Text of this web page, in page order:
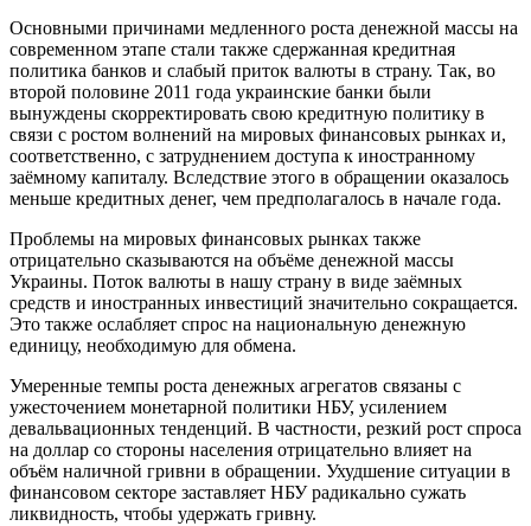
Основными причинами медленного роста денежной массы на
современном этапе стали также сдержанная кредитная
политика банков и слабый приток валюты в страну. Так, во
второй половине 2011 года украинские банки были
вынуждены скорректировать свою кредитную политику в
связи с ростом волнений на мировых финансовых рынках и,
соответственно, с затруднением доступа к иностранному
заёмному капиталу. Вследствие этого в обращении оказалось
меньше кредитных денег, чем предполагалось в начале года.
Проблемы на мировых финансовых рынках также
отрицательно сказываются на объёме денежной массы
Украины. Поток валюты в нашу страну в виде заёмных
средств и иностранных инвестиций значительно сокращается.
Это также ослабляет спрос на национальную денежную
единицу, необходимую для обмена.
Умеренные темпы роста денежных агрегатов связаны с
ужесточением монетарной политики НБУ, усилением
девальвационных тенденций. В частности, резкий рост спроса
на доллар со стороны населения отрицательно влияет на
объём наличной гривни в обращении. Ухудшение ситуации в
финансовом секторе заставляет НБУ радикально сужать
ликвидность, чтобы удержать гривну.